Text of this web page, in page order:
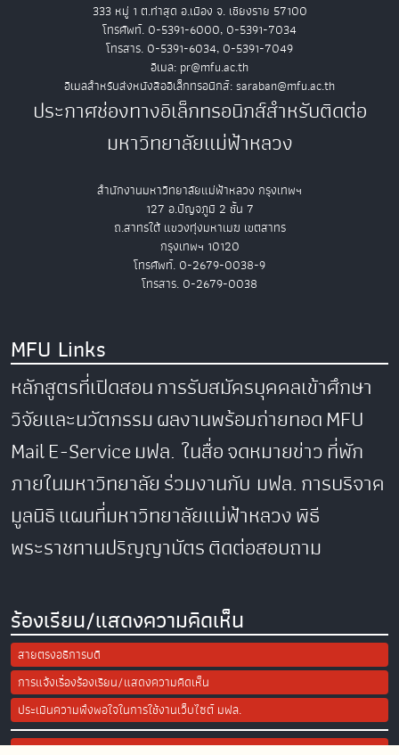
333 หมู่ 1 ต.ท่าสุด อ.เมือง จ. เชียงราย 57100
โทรศัพท์. 0-5391-6000, 0-5391-7034
โทรสาร. 0-5391-6034, 0-5391-7049
อีเมล: pr@mfu.ac.th
อีเมลสำหรับส่งหนังสืออิเล็กทรอนิกส์: saraban@mfu.ac.th
ประกาศช่องทางอิเล็กทรอนิกส์สำหรับติดต่อ
มหาวิทยาลัยแม่ฟ้าหลวง
สำนักงานมหาวิทยาลัยแม่ฟ้าหลวง กรุงเทพฯ
127 อ.ปัญจภูมิ 2 ชั้น 7
ถ.สาทรใต้ แขวงทุ่งมหาเมฆ เขตสาทร
กรุงเทพฯ 10120
โทรศัพท์. 0-2679-0038-9
โทรสาร. 0-2679-0038
MFU Links
หลักสูตรที่เปิดสอนการรับสมัครบุคคลเข้าศึกษา
วิจัยและนวัตกรรมผลงานพร้อมถ่ายทอดMFU
MailE-Serviceมฟล. ในสื่อจดหมายข่าวที่พัก
ภายในมหาวิทยาลัยร่วมงานกับ มฟล.การบริจาค
มูลนิธิแผนที่มหาวิทยาลัยแม่ฟ้าหลวงพิธี
พระราชทานปริญญาบัตรติดต่อสอบถาม
ร้องเรียน/แสดงความคิดเห็น
สายตรงอธิการบดี
การแจ้งเรื่องร้องเรียน/แสดงความคิดเห็น
ประเมินความพึงพอใจในการใช้งานเว็บไซต์ มฟล.
Site Map